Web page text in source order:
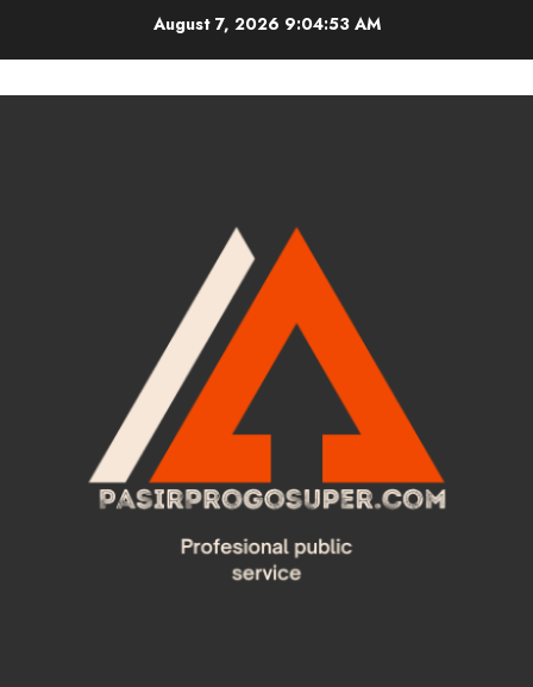
August 7, 2026 9:04:53 AM